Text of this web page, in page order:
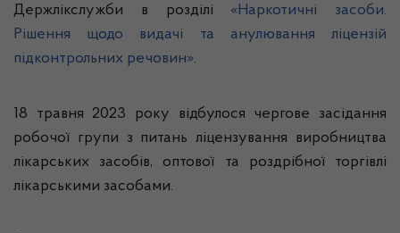
Держлікслужби в розділі «Наркотичні засоби.
Рішення щодо видачі та анулювання ліцензій
підконтрольних речовин».
18 травня 2023 року відбулося чергове засідання
робочої групи з питань ліцензування виробництва
лікарських засобів, оптової та роздрібної торгівлі
лікарськими засобами.